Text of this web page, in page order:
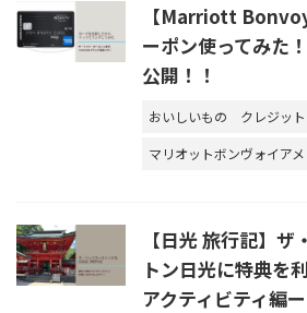
【Marriott
ーポン使ってみた
公開！！
おいしいもの
クレジッ
マリオットボンヴォイア
【日光 旅行記】
トン日光に特典を
アクティビティ編ー